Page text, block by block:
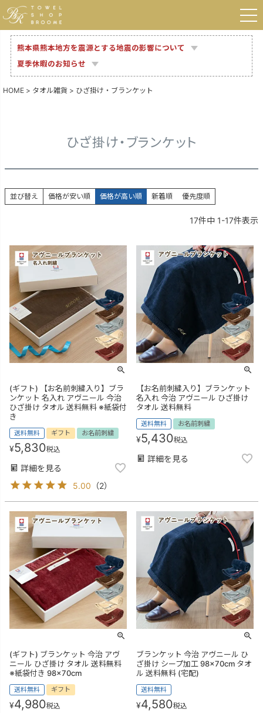
熊本県熊本地方を震源とする地震の影響について
夏季休暇のお知らせ
HOME タオル雑貨 ひざ掛け・ブランケット
ひざ掛け・ブランケット
並び替え 価格が安い順 価格が高い順 新着順 優先度順
17件中 1-17件表示
(ギフト) 【お名前刺繍入り】ブラ
ンケット 名入れ アヴニール 今治
ひざ掛け タオル 送料無料 ※紙袋付
き
送料無料 ギフト お名前刺繍
¥5,830税込
詳細を見る
5.00 （2）
【お名前刺繍入り】ブランケット
名入れ 今治 アヴニール ひざ掛け
タオル 送料無料
送料無料 お名前刺繍
¥5,430税込
詳細を見る
(ギフト) ブランケット 今治 アヴ
ニール ひざ掛け タオル 送料無料
※紙袋付き 98×70cm
送料無料 ギフト
¥4,980税込
ブランケット 今治 アヴニール ひ
ざ掛け シープ加工 98×70cm タオ
ル 送料無料 (宅配)
送料無料
¥4,580税込